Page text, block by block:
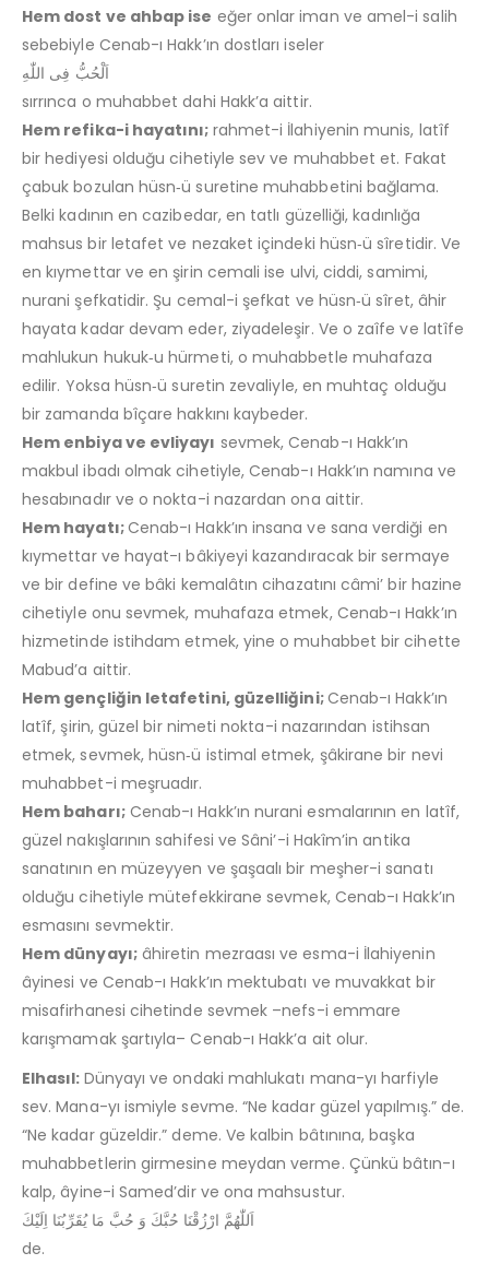
Hem dost ve ahbap ise eğer onlar iman ve amel-i salih
sebebiyle Cenab-ı Hakk’ın dostları iseler
اَلْحُبُّ فِى اللّٰهِ
sırrınca o muhabbet dahi Hakk’a aittir.
Hem refika-i hayatını; rahmet-i İlahiyenin munis, latîf
bir hediyesi olduğu cihetiyle sev ve muhabbet et. Fakat
çabuk bozulan hüsn‑ü suretine muhabbetini bağlama.
Belki kadının en cazibedar, en tatlı güzelliği, kadınlığa
mahsus bir letafet ve nezaket içindeki hüsn‑ü sîretidir. Ve
en kıymettar ve en şirin cemali ise ulvi, ciddi, samimi,
nurani şefkatidir. Şu cemal-i şefkat ve hüsn‑ü sîret, âhir
hayata kadar devam eder, ziyadeleşir. Ve o zaîfe ve latîfe
mahlukun hukuk‑u hürmeti, o muhabbetle muhafaza
edilir. Yoksa hüsn‑ü suretin zevaliyle, en muhtaç olduğu
bir zamanda bîçare hakkını kaybeder.
Hem enbiya ve evliyayı sevmek, Cenab-ı Hakk’ın
makbul ibadı olmak cihetiyle, Cenab-ı Hakk’ın namına ve
hesabınadır ve o nokta-i nazardan ona aittir.
Hem hayatı;Cenab-ı Hakk’ın insana ve sana verdiği en
kıymettar ve hayat-ı bâkiyeyi kazandıracak bir sermaye
ve bir define ve bâki kemalâtın cihazatını câmi’ bir hazine
cihetiyle onu sevmek, muhafaza etmek, Cenab-ı Hakk’ın
hizmetinde istihdam etmek, yine o muhabbet bir cihette
Mabud’a aittir.
Hem gençliğin letafetini, güzelliğini;Cenab-ı Hakk’ın
latîf, şirin, güzel bir nimeti nokta-i nazarından istihsan
etmek, sevmek, hüsn‑ü istimal etmek, şâkirane bir nevi
muhabbet-i meşruadır.
Hem baharı;Cenab-ı Hakk’ın nurani esmalarının en latîf,
güzel nakışlarının sahifesi ve Sâni’-i Hakîm’in antika
sanatının en müzeyyen ve şaşaalı bir meşher-i sanatı
olduğu cihetiyle mütefekkirane sevmek, Cenab-ı Hakk’ın
esmasını sevmektir.
Hem dünyayı;âhiretin mezraası ve esma-i İlahiyenin
âyinesi ve Cenab-ı Hakk’ın mektubatı ve muvakkat bir
misafirhanesi cihetinde sevmek –nefs-i emmare
karışmamak şartıyla– Cenab-ı Hakk’a ait olur.
Elhasıl: Dünyayı ve ondaki mahlukatı mana-yı harfiyle
sev. Mana-yı ismiyle sevme. “Ne kadar güzel yapılmış.” de.
“Ne kadar güzeldir.” deme. Ve kalbin bâtınına, başka
muhabbetlerin girmesine meydan verme. Çünkü bâtın-ı
kalp, âyine-i Samed’dir ve ona mahsustur.
اَللّٰهُمَّ ارْزُقْنَا حُبَّكَ وَ حُبَّ مَا يُقَرِّبُنَا اِلَيْكَ
de.